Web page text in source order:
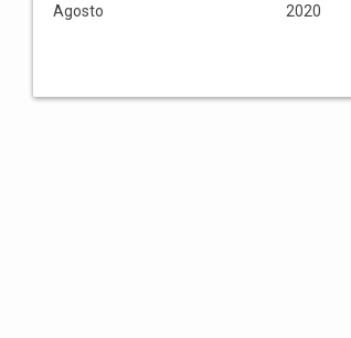
Agosto 2020